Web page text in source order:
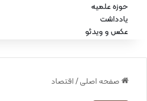
حوزه علمیه
یادداشت
عکس و ویدئو
صفحه اصلی / اقتصاد